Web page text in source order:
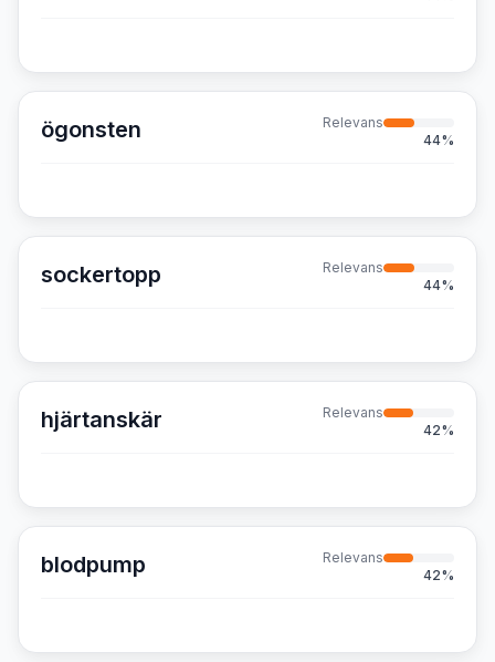
ögonsten
Relevans
44%
sockertopp
Relevans
44%
hjärtanskär
Relevans
42%
blodpump
Relevans
42%